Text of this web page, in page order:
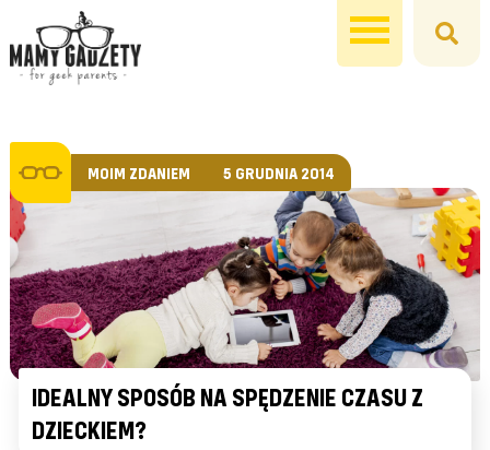
MOIM ZDANIEM 5 GRUDNIA 2014
IDEALNY SPOSÓB NA SPĘDZENIE CZASU Z
DZIECKIEM?